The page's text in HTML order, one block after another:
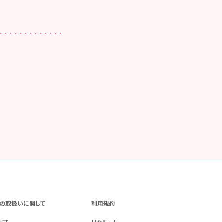
取扱いに関して 利用規約